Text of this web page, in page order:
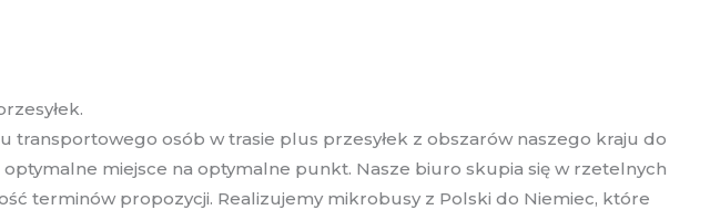
osób w trasie plus przesyłek z obszarów naszego kraju do
miejsce na optymalne punkt. Nasze biuro skupia się w rzetelnych
terminów propozycji. Realizujemy mikrobusy z Polski do Niemiec, które